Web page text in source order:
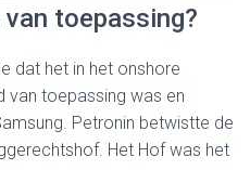
toepassing?
dat het in het onshore
toepassing was en
Petronin betwistte de
Het Hof was het